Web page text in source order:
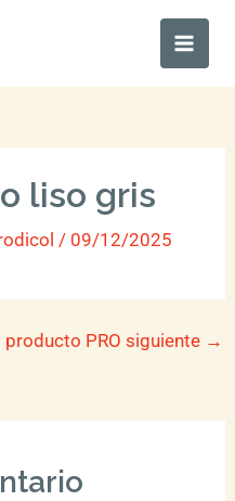
Main
liso gris
/ 09/12/2025
producto PRO siguiente →